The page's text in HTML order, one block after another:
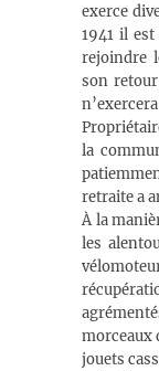
exerce
1941 il
rejoindre
son
la
retraite a
À la
les
morceaux
jouets